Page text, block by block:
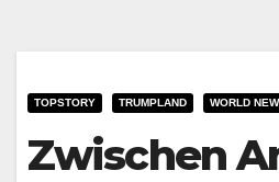
TOPSTORY TRUMPLAND WORLD
Zwischen